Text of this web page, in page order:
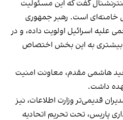
گفت که این مسئولیت
است. رهبر جمهوری
علیه اسرائیل اولویت داده، و در
بیشتری به این بخش اختصاص
هاشمی مقدم، معاونت امنیت
داشت.
ساله، از مدیران قدیمی‌تر وزارت اطلاعات، نیز
پاریس، تحت تحریم اتحادیه